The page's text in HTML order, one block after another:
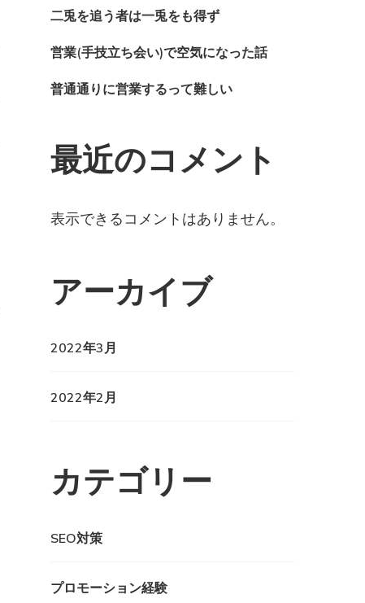
二兎を追う者は一兎をも得ず
営業(手技立ち会い)で空気になった話
普通通りに営業するって難しい
最近のコメント
表示できるコメントはありません。
アーカイブ
2022年3月
2022年2月
カテゴリー
SEO対策
プロモーション経験